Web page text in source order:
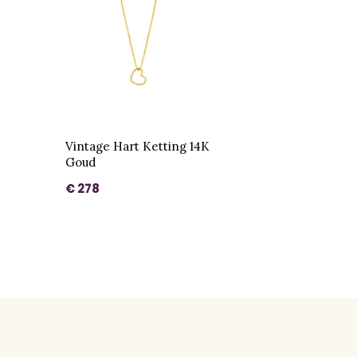
Vintage Hart Ketting 14K
Goud
€ 278